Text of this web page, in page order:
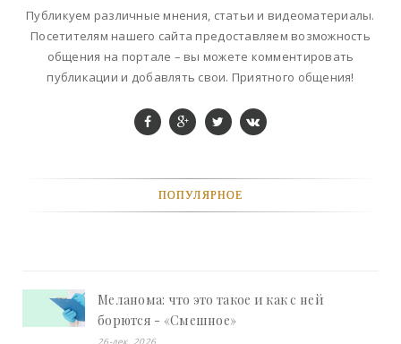
Публикуем различные мнения, статьи и видеоматериалы.
Посетителям нашего сайта предоставляем возможность
общения на портале – вы можете комментировать
публикации и добавлять свои. Приятного общения!
ПОПУЛЯРНОЕ
Меланома: что это такое и как с ней
борются - «Смешное»